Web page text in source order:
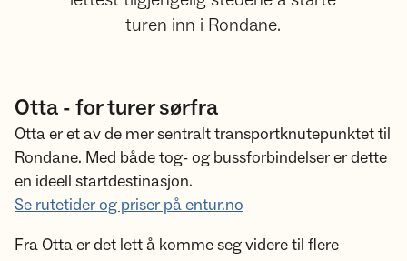
turen inn i Rondane.
Otta - for turer sørfra
Otta er et av de mer sentralt transportknutepunktet til
Rondane. Med både tog- og bussforbindelser er dette
en ideell startdestinasjon.
Se rutetider og priser på entur.no
Fra Otta er det lett å komme seg videre til flere